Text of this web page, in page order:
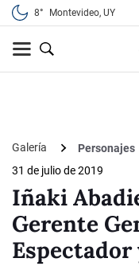
8° Montevideo, UY
Galería
Personajes
31 de julio de 2019
Iñaki
Gerente